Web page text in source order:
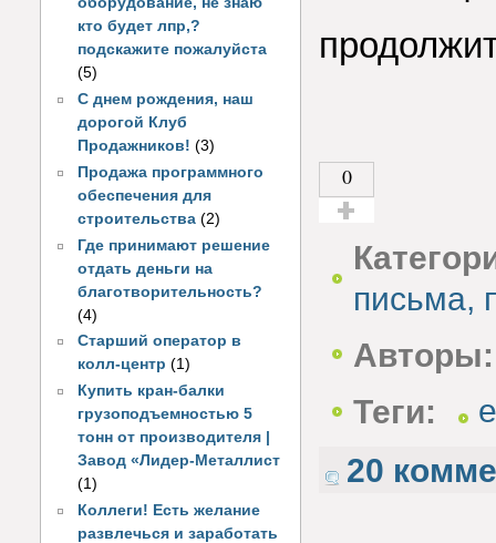
кто будет лпр,?
подскажите пожалуйста
(5)
С днем рождения, наш
дорогой Клуб
Продажников! (3)
Продажа программного
обеспечения для
строительства (2)
Где принимают решение
отдать деньги на
благотворительность?
(4)
Старший оператор в
колл-центр (1)
Купить кран-балки
грузоподъемностью 5
тонн от производителя |
Завод «Лидер-Металлист
(1)
Коллеги! Есть желание
развлечься и заработать
0
письма,
Авторы:
Теги:
20